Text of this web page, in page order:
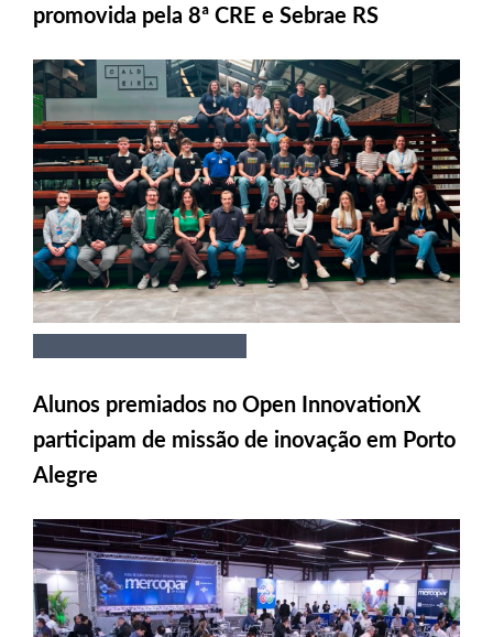
promovida pela 8ª CRE e Sebrae RS
Alunos premiados no Open InnovationX
participam de missão de inovação em Porto
Alegre